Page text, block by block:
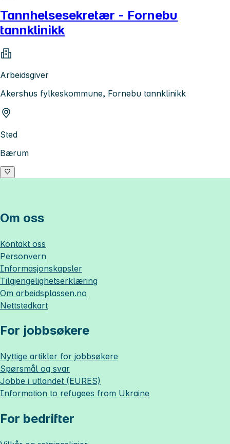
Tannhelsesekretær - Fornebu
tannklinikk
Arbeidsgiver
Akershus fylkeskommune, Fornebu tannklinikk
Sted
Bærum
Om oss
Kontakt oss
Personvern
Informasjonskapsler
Tilgjengelighetserklæring
Om arbeidsplassen.no
Nettstedkart
For jobbsøkere
Nyttige artikler for jobbsøkere
Spørsmål og svar
Jobbe i utlandet (EURES)
Information to refugees from Ukraine
For bedrifter